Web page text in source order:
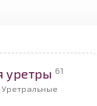
уретры 61